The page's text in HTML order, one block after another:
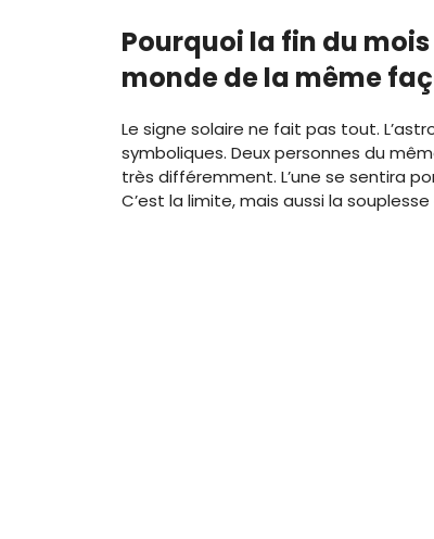
Pourquoi la fin du
monde de la même
Le signe solaire ne fait pas tout.
symboliques. Deux personnes du
très différemment. L’une se sentira
C’est la limite, mais aussi la